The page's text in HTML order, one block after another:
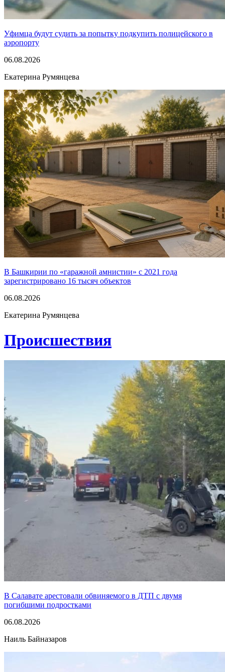
Уфимца будут судить за попытку подкупить полицейского в
аэропорту
06.08.2026
Екатерина Румянцева
В Башкирии по «гаражной амнистии» с 2021 года
зарегистрировано 16 тысяч объектов
06.08.2026
Екатерина Румянцева
Проиcшествия
В Салавате арестовали обвиняемого в ДТП с двумя
погибшими подростками
06.08.2026
Наиль Байназаров